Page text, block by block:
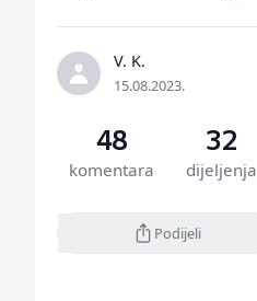
V. K.
15.08.2023.
48
komentara
32
dijeljenja
Podijeli